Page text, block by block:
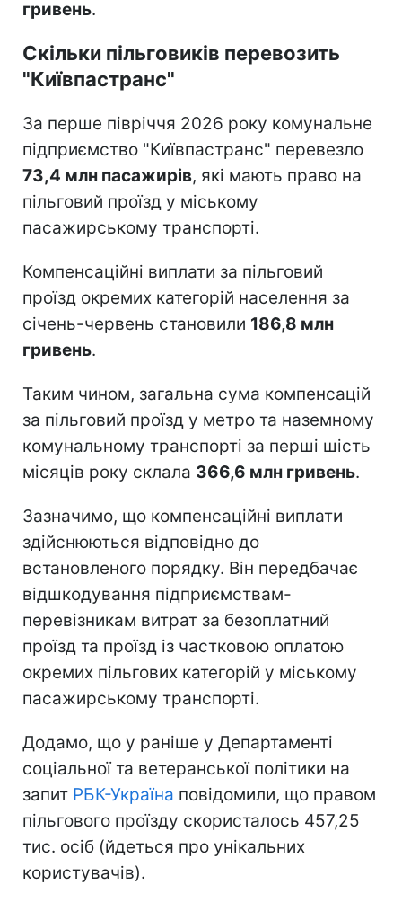
гривень.
Скільки пільговиків перевозить
"Київпастранс"
За перше півріччя 2026 року комунальне
підприємство "Київпастранс" перевезло
73,4 млн пасажирів, які мають право на
пільговий проїзд у міському
пасажирському транспорті.
Компенсаційні виплати за пільговий
проїзд окремих категорій населення за
січень-червень становили 186,8 млн
гривень.
Таким чином, загальна сума компенсацій
за пільговий проїзд у метро та наземному
комунальному транспорті за перші шість
місяців року склала 366,6 млн гривень.
Зазначимо, що компенсаційні виплати
здійснюються відповідно до
встановленого порядку. Він передбачає
відшкодування підприємствам-
перевізникам витрат за безоплатний
проїзд та проїзд із частковою оплатою
окремих пільгових категорій у міському
пасажирському транспорті.
Додамо, що у раніше у Департаменті
соціальної та ветеранської політики на
запит РБК-Україна повідомили, що правом
пільгового проїзду скористалось 457,25
тис. осіб (йдеться про унікальних
користувачів).